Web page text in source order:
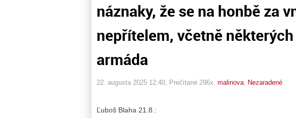
náznaky, že se na honbě za
nepřítelem, včetně
armáda
22. augusta 2025 12:40 , Prečítané 296x, malinova Nezaradené
Ľuboš Blaha 21.8.: